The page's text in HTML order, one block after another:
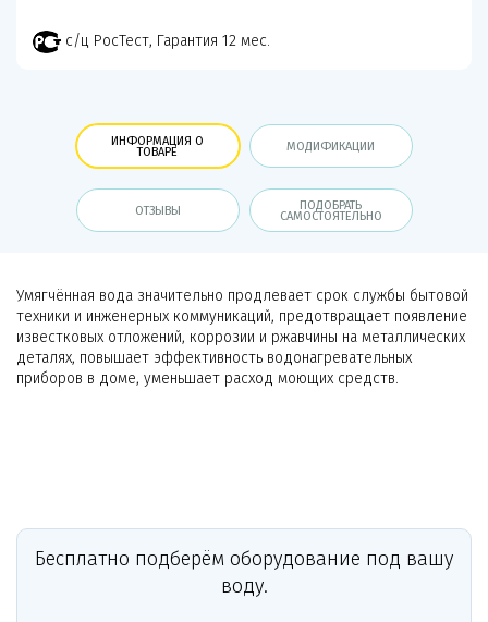
с/ц РосТест, Гарантия 12 мес.
ИНФОРМАЦИЯ О
ТОВАРЕ МОДИФИКАЦИИ
ОТЗЫВЫ ПОДОБРАТЬ
САМОСТОЯТЕЛЬНО
Умягчённая вода значительно продлевает срок службы бытовой
техники и инженерных коммуникаций, предотвращает появление
известковых отложений, коррозии и ржавчины на металлических
деталях, повышает эффективность водонагревательных
приборов в доме, уменьшает расход моющих средств.
Бесплатно подберём оборудование под вашу
воду.